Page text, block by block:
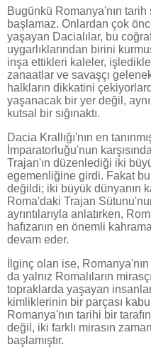
Bugünkü Romanya'nın tarih
başlamaz. Onlardan çok
yaşayan Dacialılar, bu
uygarlıklarından birini
inşa ettikleri kaleler,
zanaatlar ve savaşçı
halkların dikkatini
yaşanacak bir yer değil,
kutsal bir sığınaktı.
Dacia Krallığı'nın en
İmparatorluğu'nun
Trajan'ın düzenlediği iki
egemenliğine girdi. Fakat
değildi; iki büyük dünyanın
Roma'daki Trajan
ayrıntılarıyla anlatırken,
hafızanın en önemli
devam eder.
İlginç olan ise,
da yalnız Romalıların
topraklarda yaşayan
kimliklerinin bir parçası
Romanya'nın tarihi bir
değil, iki farklı mirasın
başlamıştır.